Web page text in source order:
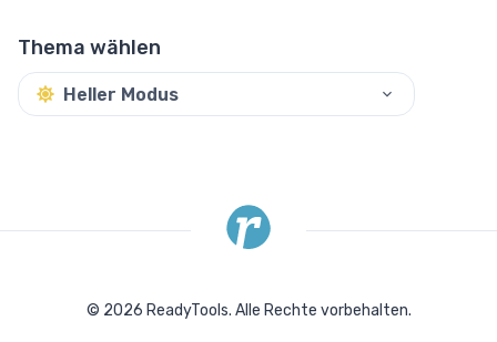
Thema wählen
Heller Modus
© 2026 ReadyTools. Alle Rechte vorbehalten.